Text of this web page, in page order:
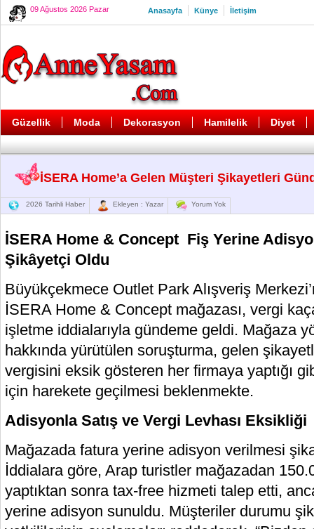
09 Ağustos 2026 Pazar Anasayfa Künye İletişim
Güzellik Moda Dekorasyon Hamilelik Diyet
İSERA Home’a Gelen Müşteri Şikayetleri
2026 Tarihli Haber Ekleyen : Yazar Yorum Yok
İSERA Home & Concept Fiş Yerine
Şikâyetçi Oldu
Büyükçekmece Outlet Park Alışveriş
İSERA Home & Concept mağazası, vergi
işletme iddialarıyla gündeme geldi. Mağaza
hakkında yürütülen soruşturma, gelen
vergisini eksik gösteren her firmaya yaptığı
için harekete geçilmesi beklenmekte.
Adisyonla Satış ve Vergi Levhası Eksikliği
Mağazada fatura yerine adisyon verilmesi
İddialara göre, Arap turistler mağazadan
yaptıktan sonra tax-free hizmeti talep etti,
yerine adisyon sunuldu. Müşteriler durumu